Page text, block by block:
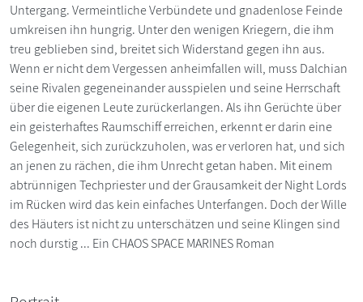
Untergang. Vermeintliche Verbündete und gnadenlose Feinde
umkreisen ihn hungrig. Unter den wenigen Kriegern, die ihm
treu geblieben sind, breitet sich Widerstand gegen ihn aus.
Wenn er nicht dem Vergessen anheimfallen will, muss Dalchian
seine Rivalen gegeneinander ausspielen und seine Herrschaft
über die eigenen Leute zurückerlangen. Als ihn Gerüchte über
ein geisterhaftes Raumschiff erreichen, erkennt er darin eine
Gelegenheit, sich zurückzuholen, was er verloren hat, und sich
an jenen zu rächen, die ihm Unrecht getan haben. Mit einem
abtrünnigen Techpriester und der Grausamkeit der Night Lords
im Rücken wird das kein einfaches Unterfangen. Doch der Wille
des Häuters ist nicht zu unterschätzen und seine Klingen sind
noch durstig ... Ein CHAOS SPACE MARINES Roman